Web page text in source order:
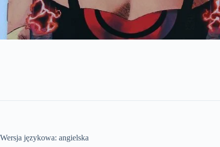
Wersja językowa: angielska